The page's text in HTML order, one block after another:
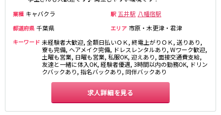
業種 キャバクラ 駅 五井駅 八幡宿駅
都道府県 千葉県 エリア 市原・木更津・君津
キーワード 未経験者大歓迎, 全額日払いＯＫ, 終電上がりＯＫ, 送りあり,
寮も完備, ヘアメイク完備, ドレスレンタルあり, Wワーク歓迎,
土曜も営業, 日曜も営業, 私服OK, 迎えあり, 面接交通費支給,
友達と一緒に体入OK, 経験者優遇, 3時間以内の勤務OK, ドリン
クバックあり, 指名バックあり, 同伴バックあり
求人詳細を見る
坂戸・東松山
千葉県
船橋
市川・浦安
市原・木更津・君津
松戸
津田沼
八千代台・勝田台
東金・茂原・長生
秋葉原駅
神田駅
五反田駅
恵比寿駅
渋谷駅
御徒町駅
品川駅
日暮里駅
駒込駅
大塚駅
高田馬場駅
巣鴨駅
西日暮里駅
新大久保駅
有楽町駅
原宿駅